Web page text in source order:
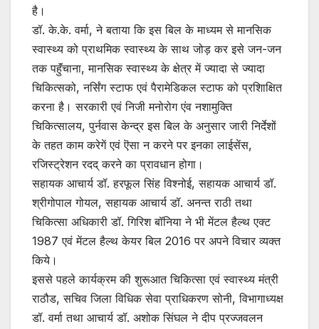
है।
डॉ. के.के. वर्मा, ने बताया कि इस बिल के माध्यम से मानसिक
स्वास्थ्य को प्राथमिक स्वास्थ्य के साथ जोड़ कर इसे जन-जन
तक पहुॅंचाना, मानसिक स्वास्थ्य के क्षेत्र में ज्यादा से ज्यादा
चिकित्सको, नर्सिंग स्टाफ एवं पैरामेडिकल स्टाफ को प्रशिाक्षित
करना है। सरकारी एवं निजी मनोरोग एंव नशामुक्ति
चिकित्सालय, पुर्नवास केन्द्र इस बिल के अनुसार जारी निर्देशों
के तहत काम करेगें एवं ऎसा न करने पर इनका लाईसेंस,
रजिस्ट्रेशन रदद् करने का प्रावधान होगा।
सहायक आचार्य डॉ. हरफूल सिंह विश्नोई, सहायक आचार्य डॉ.
श्रीगोपाल गोयल, सहायक आचार्य डॉ. अनन्त राठी तथा
चिकित्सा अधिकारी डॉ. गिरिश बॉनिया ने भी मेंटल हैल्थ एक्ट
1987 एवं मेंटल हैल्थ केयर बिल 2016 पर अपने विचार व्यक्त
किये।
इससे पहले कार्यक्रम की शुरूआत चिकित्सा एवं स्वास्थ्य मंत्री
राठौड, सचिव जिला विधिक सेवा प्राधिकरण सोनी, विभागाध्यक्ष
डॉ. वर्मा तथा आचार्य डॉ. अशोक सिंघल ने दीप प्रज्जवलन